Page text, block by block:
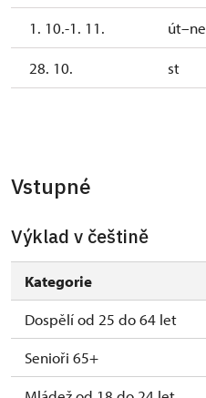
1. 10.-1. 11. út–ne
28. 10. st
Vstupné
Výklad v češtině
Kategorie
Dospělí od 25 do 64 let
Senioři 65+